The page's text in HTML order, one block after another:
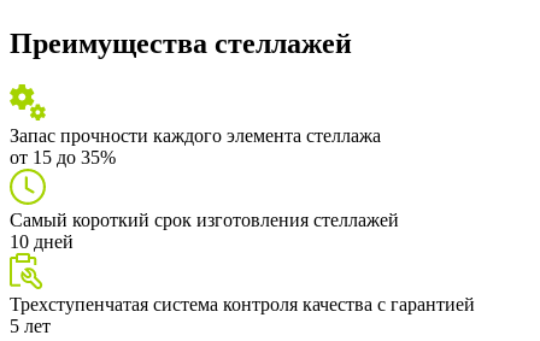
Преимущества стеллажей
Запас прочности каждого элемента стеллажа
от 15 до 35%
Самый короткий срок изготовления стеллажей
10 дней
Трехступенчатая система контроля качества с гарантией
5 лет